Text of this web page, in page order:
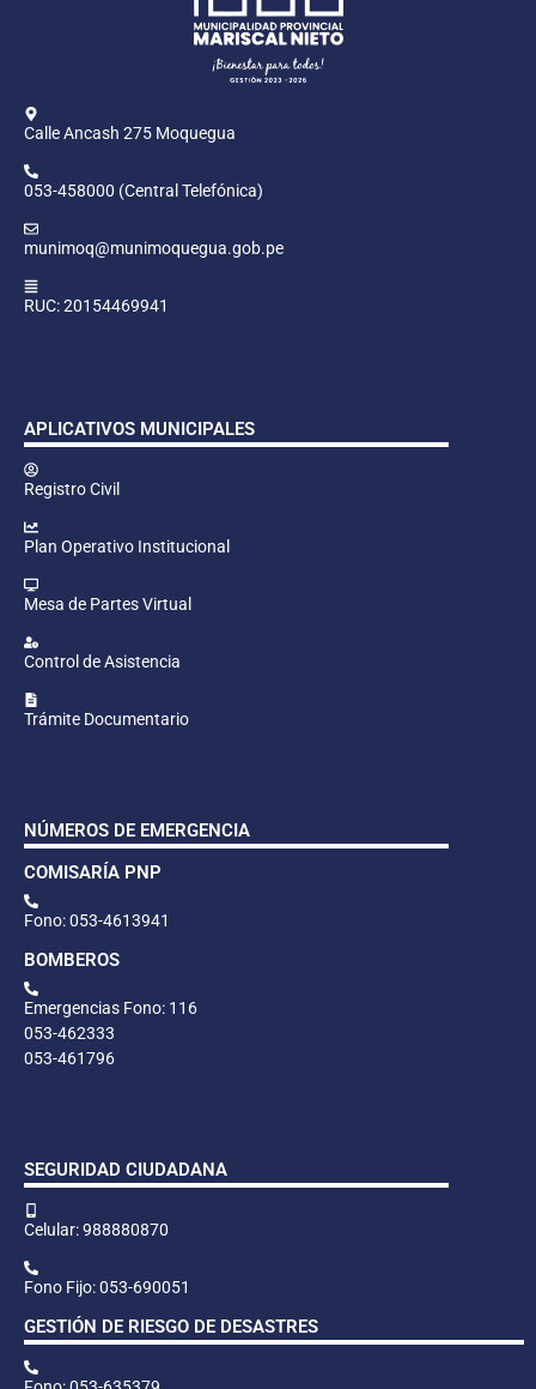
Calle Ancash 275 Moquegua
053-458000 (Central Telefónica)
munimoq@munimoquegua.gob.pe
RUC: 20154469941
APLICATIVOS MUNICIPALES
Registro Civil
Plan Operativo Institucional
Mesa de Partes Virtual
Control de Asistencia
Trámite Documentario
NÚMEROS DE EMERGENCIA
COMISARÍA PNP
Fono: 053-4613941
BOMBEROS
Emergencias Fono: 116
053-462333
053-461796
SEGURIDAD CIUDADANA
Celular: 988880870
Fono Fijo: 053-690051
GESTIÓN DE RIESGO DE DESASTRES